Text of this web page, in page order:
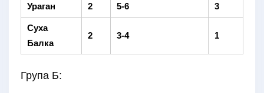
Ураган 2 5-6 3
Суха
Балка
2 3-4 1
Група Б: